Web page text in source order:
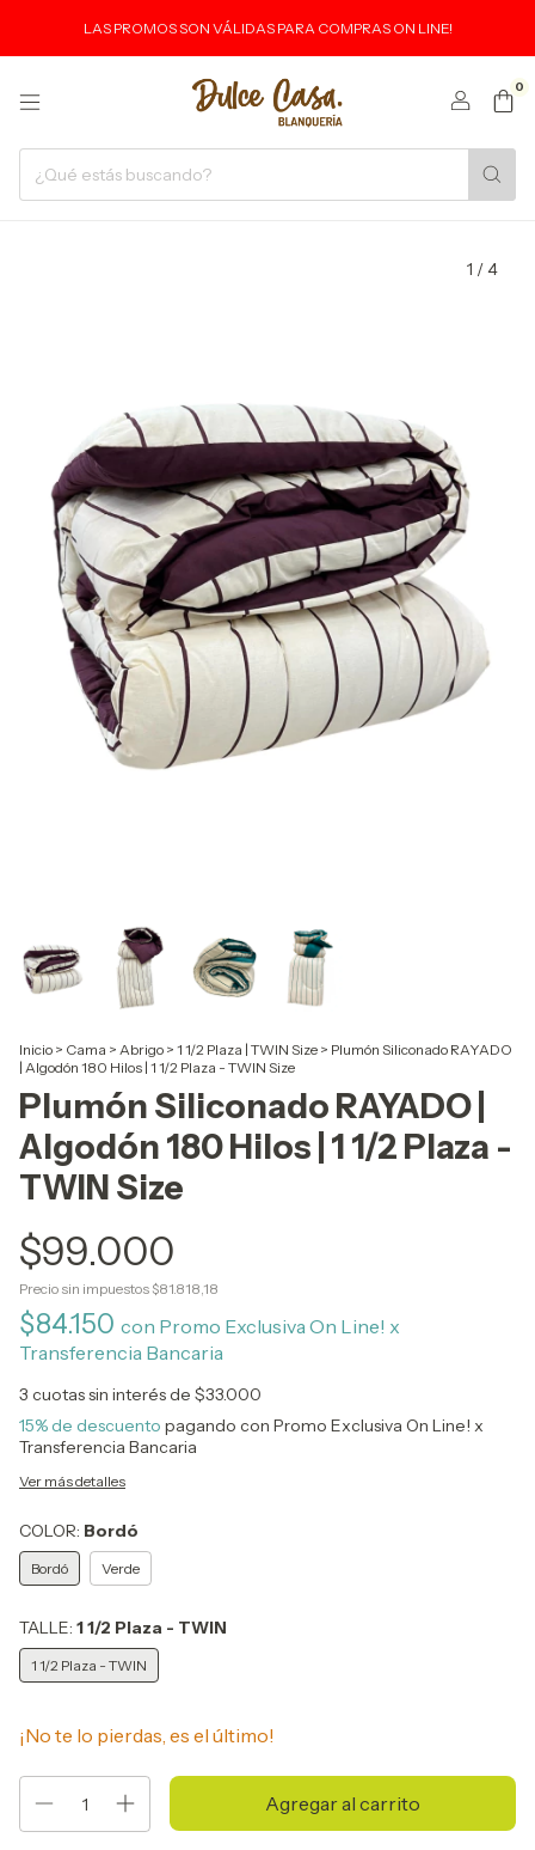
LAS PROMOS SON VÁLIDAS PARA COMPRAS ON LINE!
0
1 /4
Inicio > Cama > Abrigo > 1 1/2 Plaza | TWIN Size > Plumón Siliconado RAYADO
| Algodón 180 Hilos | 1 1/2 Plaza - TWIN Size
Plumón Siliconado RAYADO |
Algodón 180 Hilos | 1 1/2 Plaza -
TWIN Size
$99.000
Precio sin impuestos $81.818,18
$84.150 con Promo Exclusiva On Line! x
Transferencia Bancaria
3 cuotas sin interés de $33.000
15% de descuento pagando con Promo Exclusiva On Line! x
Transferencia Bancaria
Ver más detalles
COLOR: Bordó
Bordó Verde
TALLE: 1 1/2 Plaza - TWIN
1 1/2 Plaza - TWIN
¡No te lo pierdas, es el último!